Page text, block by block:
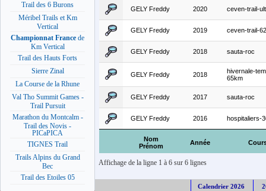
Trail des 6 Burons
Méribel Trails et Km
Vertical
Championnat France de
Km Vertical
Trail des Hauts Forts
Sierre Zinal
La Course de la Rhune
Val Tho Summit Games -
Trail Pursuit
Marathon du Montcalm -
Trail des Novis -
PICaPICA
TIGNES Trail
Trails Alpins du Grand
Bec
Trail des Etoiles 05
Nom
Prénom
Année
GELY Freddy 2020 ceven-trail-
GELY Freddy 2019 ceven-trail-
GELY Freddy 2018 sauta-roc
GELY Freddy 2018
hivernale-
65km
GELY Freddy 2017 sauta-roc
GELY Freddy 2016 hospitaliers-
Affichage de la ligne 1 à 6 sur 6 lignes
Calendrier 2026